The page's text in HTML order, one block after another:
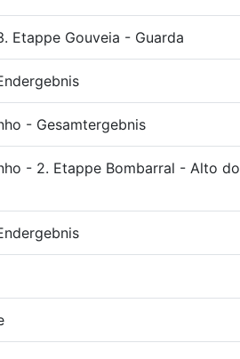
Etappe Gouveia - Guarda
- Gesamtergebnis
- 2. Etappe Bombarral - Alto do